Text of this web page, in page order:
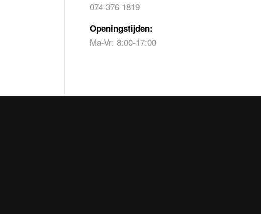
074 376 1819
Openingstijden:
Ma-Vr: 8:00-17:00